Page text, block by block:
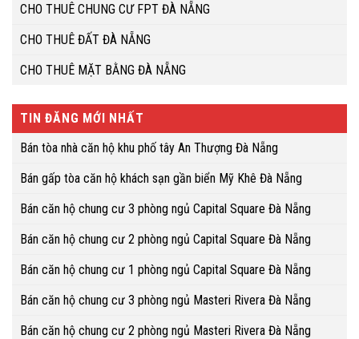
CHO THUÊ CHUNG CƯ FPT ĐÀ NẴNG
CHO THUÊ ĐẤT ĐÀ NẴNG
CHO THUÊ MẶT BẰNG ĐÀ NẴNG
TIN ĐĂNG MỚI NHẤT
Bán tòa nhà căn hộ khu phố tây An Thượng Đà Nẵng
Bán gấp tòa căn hộ khách sạn gần biển Mỹ Khê Đà Nẵng
Bán căn hộ chung cư 3 phòng ngủ Capital Square Đà Nẵng
Bán căn hộ chung cư 2 phòng ngủ Capital Square Đà Nẵng
Bán căn hộ chung cư 1 phòng ngủ Capital Square Đà Nẵng
Bán căn hộ chung cư 3 phòng ngủ Masteri Rivera Đà Nẵng
Bán căn hộ chung cư 2 phòng ngủ Masteri Rivera Đà Nẵng